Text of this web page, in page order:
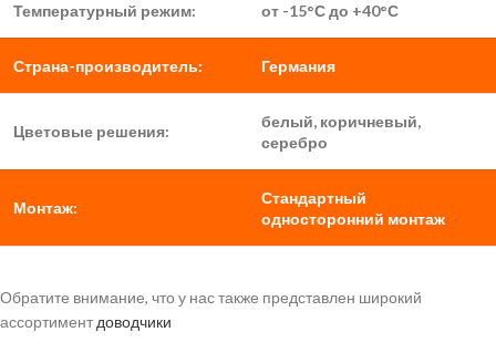
Температурный режим: от -15°С до +40°С
Страна-производитель: Германия
Цветовые решения:
белый, коричневый,
серебро
Монтаж:
Стандартный
односторонний монтаж
Обратите внимание, что у нас также представлен широкий
ассортимент доводчики